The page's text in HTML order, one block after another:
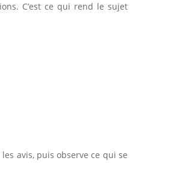
C’est ce qui rend le sujet
avis, puis observe ce qui se